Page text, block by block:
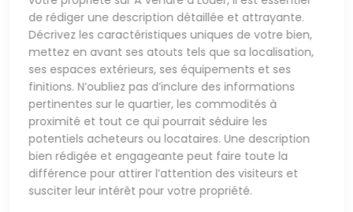
de rédiger une description détaillée et attrayante.
Décrivez les caractéristiques uniques de votre bien,
mettez en avant ses atouts tels que sa localisation,
ses espaces extérieurs, ses équipements et ses
finitions. N’oubliez pas d’inclure des informations
pertinentes sur le quartier, les commodités à
proximité et tout ce qui pourrait séduire les
potentiels acheteurs ou locataires. Une description
bien rédigée et engageante peut faire toute la
différence pour attirer l’attention des visiteurs et
susciter leur intérêt pour votre propriété.